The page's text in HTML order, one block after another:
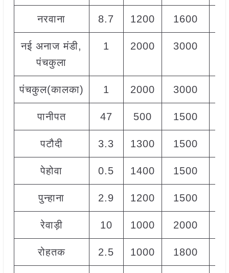
नरवाना 8.7 1200 1600
नई अनाज मंडी,
पंचकुला
1 2000 3000
पंचकुल(कालका) 1 2000 3000
पानीपत 47 500 1500
पटौदी 3.3 1300 1500
पेहोवा 0.5 1400 1500
पुन्हाना 2.9 1200 1500
रेवाड़ी 10 1000 2000
रोहतक 2.5 1000 1800